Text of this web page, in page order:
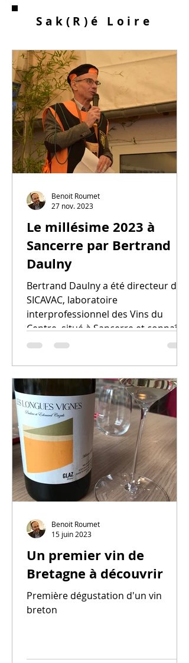
Sak (R) é Loire
Le millésime 2023 à
Sancerre par Bertrand
Daulny
Bertrand Daulny a été directeur du
SICAVAC, laboratoire
interprofessionnel des Vins du
Centre, situé à Sancerre et connaît
parfaitement...
Benoit Roumet
27 nov. 2023
Un premier vin de
Bretagne à découvrir
Première dégustation d'un vin
breton
Benoit Roumet
15 juin 2023